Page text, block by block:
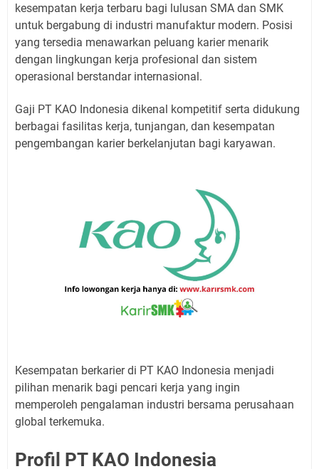
kesempatan kerja terbaru bagi lulusan SMA dan SMK
untuk bergabung di industri manufaktur modern. Posisi
yang tersedia menawarkan peluang karier menarik
dengan lingkungan kerja profesional dan sistem
operasional berstandar internasional.
Gaji PT KAO Indonesia dikenal kompetitif serta didukung
berbagai fasilitas kerja, tunjangan, dan kesempatan
pengembangan karier berkelanjutan bagi karyawan.
Kesempatan berkarier di PT KAO Indonesia menjadi
pilihan menarik bagi pencari kerja yang ingin
memperoleh pengalaman industri bersama perusahaan
global terkemuka.
Profil PT KAO Indonesia